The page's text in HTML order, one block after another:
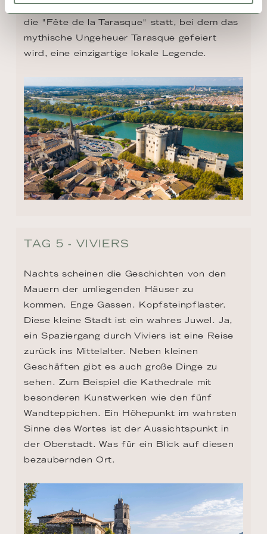
Saint-Martha. Jedes Jahr findet in Tarascon
die "Fête de la Tarasque" statt, bei dem das
mythische Ungeheuer Tarasque gefeiert
wird, eine einzigartige lokale Legende.
TAG 5 - VIVIERS
Nachts scheinen die Geschichten von den
Mauern der umliegenden Häuser zu
kommen. Enge Gassen. Kopfsteinpflaster.
Diese kleine Stadt ist ein wahres Juwel. Ja,
ein Spaziergang durch Viviers ist eine Reise
zurück ins Mittelalter. Neben kleinen
Geschäften gibt es auch große Dinge zu
sehen. Zum Beispiel die Kathedrale mit
besonderen Kunstwerken wie den fünf
Wandteppichen. Ein Höhepunkt im wahrsten
Sinne des Wortes ist der Aussichtspunkt in
der Oberstadt. Was für ein Blick auf diesen
bezaubernden Ort.